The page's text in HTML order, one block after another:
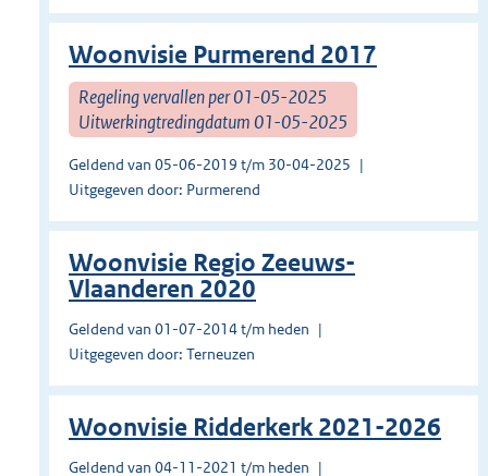
Woonvisie Purmerend 2017
Regeling vervallen per 01-05-2025
Uitwerkingtredingdatum 01-05-2025
Geldend van 05-06-2019 t/m 30-04-2025
Uitgegeven door: Purmerend
Woonvisie Regio Zeeuws-
Vlaanderen 2020
Geldend van 01-07-2014 t/m heden
Uitgegeven door: Terneuzen
Woonvisie Ridderkerk 2021-2026
Geldend van 04-11-2021 t/m heden